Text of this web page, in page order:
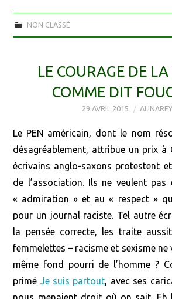
NON CLASSÉ
LE COURAGE DE
COMME DIT
29 AVRIL 2015
Le PEN américain, dont le nom
désagréablement, attribue un prix à
écrivains anglo-saxons protestent
de l’association. Ils ne veulent pas
« admiration » et au « respect »
pour un journal raciste. Tel autre
la pensée correcte, les traite
femmelettes – racisme et sexisme ne
même fond pourri de l’homme ?
primé Je suis partout, avec ses